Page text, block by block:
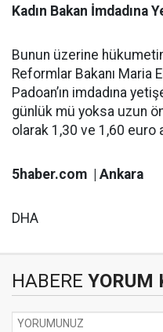
Kadın Bakan İmdadına
Bunun üzerine
Reformlar Bakanı Maria
Padoan’ın imdadına
günlük mü yoksa uzun
olarak 1,30 ve 1,60 euro
5haber.com | Ankara
DHA
HABERE YORUM